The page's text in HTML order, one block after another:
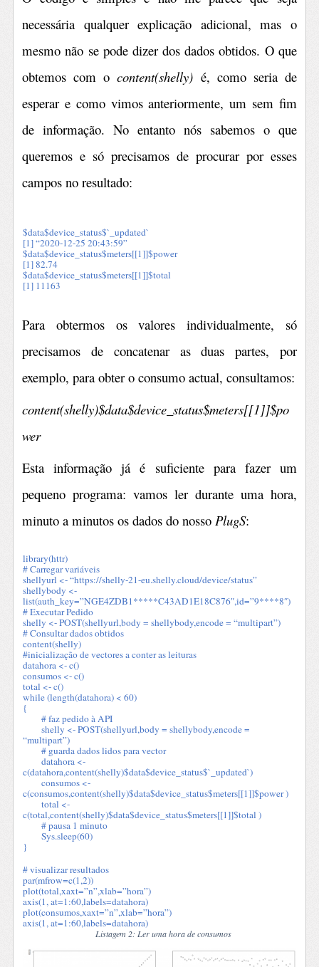
necessária qualquer explicação adicional, mas o
mesmo não se pode dizer dos dados obtidos. O que
obtemos com ocontent(shelly) é, como seria de
esperar e como vimos anteriormente, um sem fim
de informação. No entanto nós sabemos o que
queremos e só precisamos de procurar por esses
campos no resultado:
$data$device_status$`_updated`
[1] “2020-12-25 20:43:59”
$data$device_status$meters[[1]]$power
[1] 82.74
$data$device_status$meters[[1]]$total
[1] 11163
Para obtermos os valores individualmente, só
precisamos de concatenar as duas partes, por
exemplo, para obter o consumo actual, consultamos:
content(shelly)$data$device_status$meters[[1]]$po
wer
Esta informação já é suficiente para fazer um
pequeno programa: vamos ler durante uma hora,
minuto a minutos os dados do nossoPlugS:
library(httr)
# Carregar variáveis
shellyurl <- “https://shelly-21-eu.shelly.cloud/device/status”
shellybody <-
list(auth_key=”NGE4ZDB1*****C43AD1E18C876″,id=”9****8″)
# Executar Pedido
shelly <- POST(shellyurl,body = shellybody,encode = “multipart”)
# Consultar dados obtidos
content(shelly)
#inicialização de vectores a conter as leituras
datahora <- c()
consumos <- c()
total <- c()
while (length(datahora) < 60)
{
# faz pedido à API
shelly <- POST(shellyurl,body = shellybody,encode =
“multipart”)
# guarda dados lidos para vector
datahora <-
c(datahora,content(shelly)$data$device_status$`_updated`)
consumos <-
c(consumos,content(shelly)$data$device_status$meters[[1]]$power )
total <-
c(total,content(shelly)$data$device_status$meters[[1]]$total )
# pausa 1 minuto
Sys.sleep(60)
}
# visualizar resultados
par(mfrow=c(1,2))
plot(total,xaxt=”n”,xlab=”hora”)
axis(1, at=1:60,labels=datahora)
plot(consumos,xaxt=”n”,xlab=”hora”)
axis(1, at=1:60,labels=datahora)
Listagem 2: Ler uma hora de consumos